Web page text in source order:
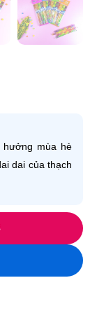
hưởng mùa hè
dai của thạch